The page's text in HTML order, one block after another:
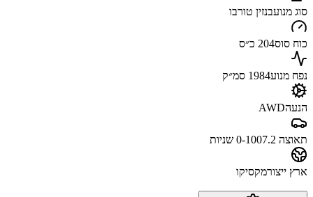
סוג מנועבנזין טורבו
כוח סוס204 כ״ס
נפח מנוע1984 סמ״ק
הנעהAWD
תאוצה 0-100 7.2 שניות
ארץ ייצורמקסיקו